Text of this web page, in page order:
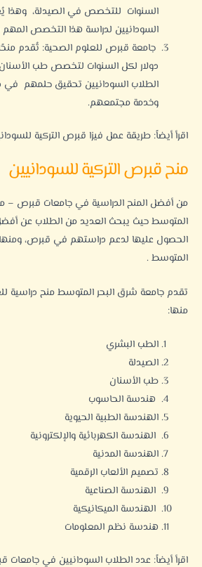
السنوات للتخصص في الصيدلة، وهذا
السودانيين لدراسة هذا التخصص المهم
جامعة قبرص للعلوم الصحية
دولار لكل السنوات لتخصص طب
الطلاب السودانيين تحقيق حلمهم في
وخدمة مجتمعهم.
اقرأ أيضاً: طريقة عمل فيزا قبرص التركية
منح قبرص التركية للسودانيين
من أفضل المنح الدراسية في جامعات قبرص –
المتوسطحيث يبحث العديد من الطلاب عن
الحصول عليها لدعم دراستهم في قبرص،
المتوسط .
تقدم جامعة شرق البحر المتوسط منح دراسية
منها:
الطب البشري
الصيدلة
طب الأسنان
هندسة الحاسوب
الهندسة الطبية الحيوية
الهندسة الكهربائية والإلكترونية
الهندسة المدنية
تصميم الألعاب الرقمية
الهندسة الصناعية
الهندسة الميكانيكية
هندسة نظم المعلومات
اقرأ أيضاً: عدد الطلاب السودانيين في جامعات